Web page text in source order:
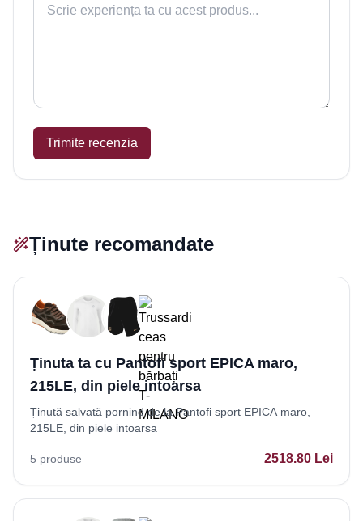
Trimite recenzia
Ținute recomandate
Ținuta ta cu Pantofi sport EPICA maro,
215LE, din piele intoarsa
Ținută salvată pornind de la Pantofi sport EPICA maro,
215LE, din piele intoarsa
5 produse 2518.80 Lei